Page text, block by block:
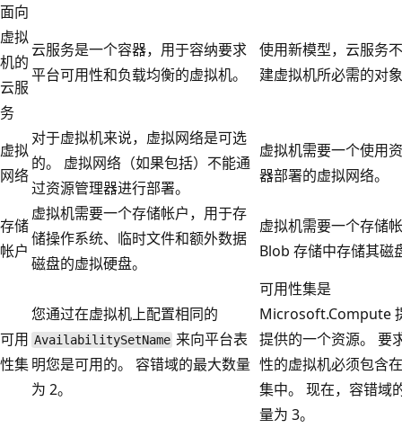
面向
虚拟
机的
云服
务
云服务是一个容器，用于容纳要求
平台可用性和负载均衡的虚拟机。
使用新模型，云服务
建虚拟机所必需的对
虚拟
网络
对于虚拟机来说，虚拟网络是可选
的。 虚拟网络（如果包括）不能通
过资源管理器进行部署。
虚拟机需要一个使用
器部署的虚拟网络。
存储
帐户
虚拟机需要一个存储帐户，用于存
储操作系统、临时文件和额外数据
磁盘的虚拟硬盘。
虚拟机需要一个存储
Blob 存储中存储其磁
可用
性集
您通过在虚拟机上配置相同的
AvailabilitySetName 来向平台表
明您是可用的。 容错域的最大数量
为 2。
可用性集是
Microsoft.Compute
提供的一个资源。 要
性的虚拟机必须包含
集中。 现在，容错域
量为 3。